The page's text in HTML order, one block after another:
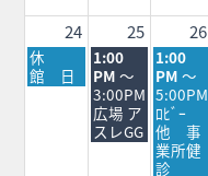
24 25 26
月
曜
日,
休
館 日
火
曜
日,
8
月
25th
1:00
PM ～
3:00PM
広場 ア
スレGG
水
曜
日,
8
月
26th
2026
1:00
PM ～
5:00PM
ﾛﾋﾞｰ
他 事
業所健
診